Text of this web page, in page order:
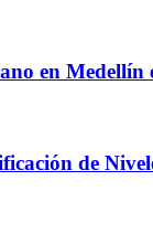
en Medellín
de